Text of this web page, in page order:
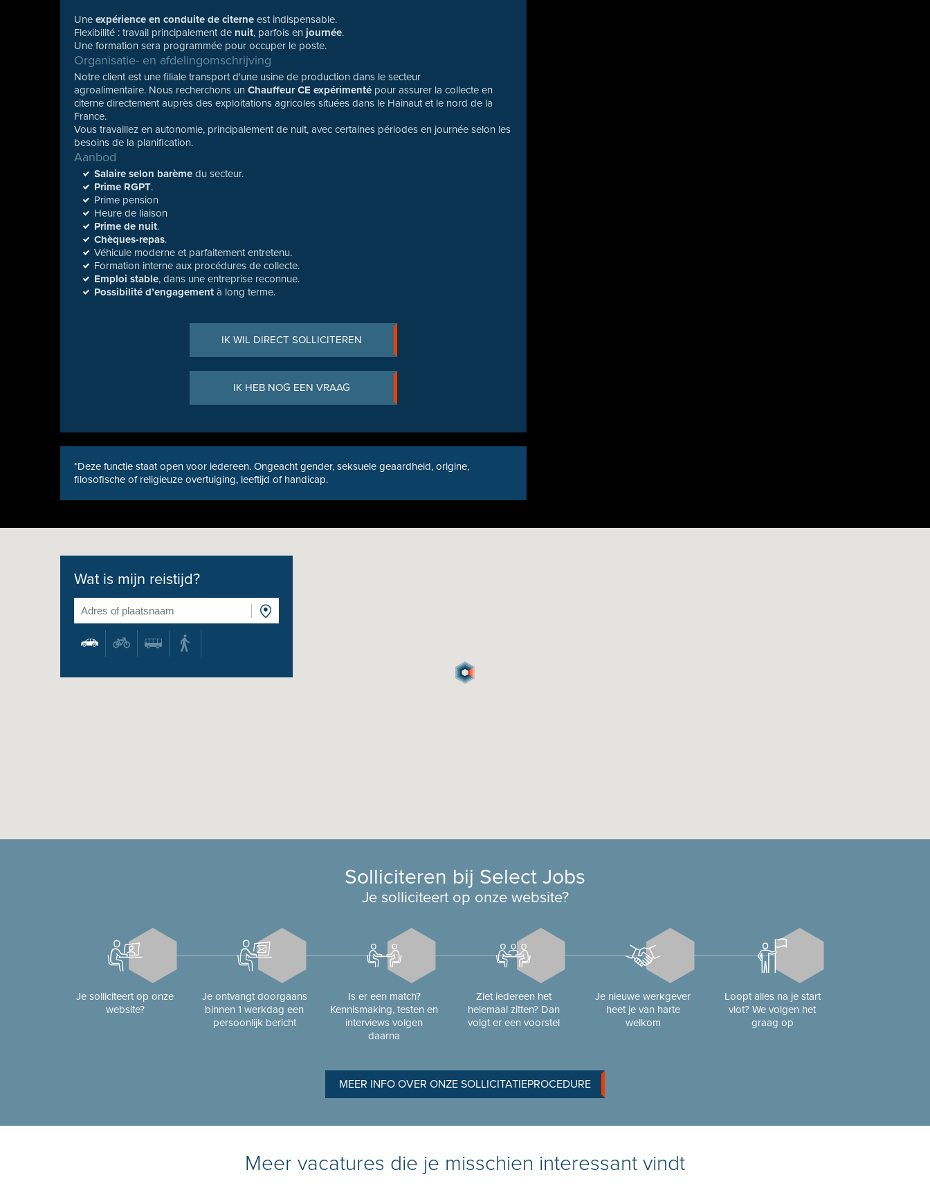
Uneexpérience en conduite de citerne est indispensable.
Flexibilité : travail principalement de nuit, parfois en journée.
Une formation sera programmée pour occuper le poste.
Organisatie- en afdelingomschrijving
Notre client est une filiale transport d'une usine de production dans le secteur
agroalimentaire. Nous recherchons unChauffeur CE expérimenté pour assurer la collecte en
citerne directement auprès des exploitations agricoles situées dans le Hainaut et le nord de la
France.
Vous travaillez en autonomie, principalement de nuit, avec certaines périodes en journée selon les
besoins de la planification.
Aanbod
Salaire selon barème du secteur.
Prime RGPT.
Prime pension
Heure de liaison
Prime de nuit.
Chèques-repas.
Véhicule moderne et parfaitement entretenu.
Formation interne aux procédures de collecte.
Emploi stable, dans une entreprise reconnue.
Possibilité d’engagement à long terme.
IK WIL DIRECT SOLLICITEREN
IK HEB NOG EEN VRAAG
*Deze functie staat open voor iedereen. Ongeacht gender, seksuele geaardheid, origine,
filosofische of religieuze overtuiging, leeftijd of handicap.
Wat is mijn reistijd?
Solliciteren bij Select Jobs
Je solliciteert op onze website?
Je solliciteert op onze
website?
Je ontvangt doorgaans
binnen 1 werkdag een
persoonlijk bericht
Is er een match?
Kennismaking, testen en
interviews volgen
daarna
Ziet iedereen het
helemaal zitten? Dan
volgt er een voorstel
Je nieuwe werkgever
heet je van harte
welkom
Loopt alles na je start
vlot? We volgen het
graag op
MEER INFO OVER ONZE SOLLICITATIEPROCEDURE
Meer vacatures die je misschien interessant vindt